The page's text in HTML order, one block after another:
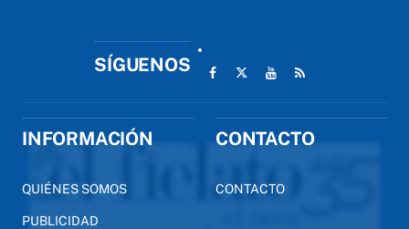
SÍGUENOS
INFORMACIÓN
QUIÉNES SOMOS
PUBLICIDAD
CONTACTO
CONTACTO